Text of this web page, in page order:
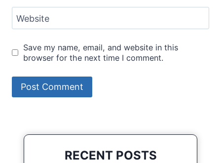
Website
Save my name, email, and website in this
browser for the next time I comment.
RECENT POSTS